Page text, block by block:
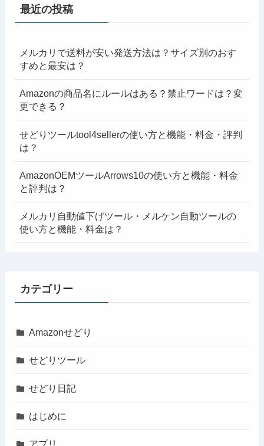
最近の投稿
メルカリで送料が安い発送方法は？サイズ別のおす
すめと最安は？
Amazonの商品名にルールはある？禁止ワードは？変
更できる？
せどりツールtool4sellerの使い方と機能・料金・評判
は？
AmazonOEMツールArrows10の使い方と機能・料金
と評判は？
メルカリ自動値下げツール・メルケン自動ツールの
使い方と機能・料金は？
カテゴリー
Amazonせどり
せどりツール
せどり日記
はじめに
アプリ